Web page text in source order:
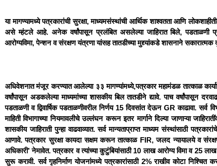
या मागण्यामध्ये पत्रकारांची सुरक्षा, माध्यमसंस्थांची आर्थिक शाश्वतता आणि
असे म्हंटले आहे. अनेक वर्षांपासून प्रलंबित असलेल्या जाहिरात बिले, पडताळणी
आरोग्यविमा, पेन्शन व संरक्षण यंत्रणा यांसह तातडीच्या मुद्द्यांकडे शासनाने सकारात्मक
अधिवेशनात मंजूर करण्यात आलेल्या ३३ मागण्यांमध्ये,पत्रकार महामंडळ तात्काळ
वर्षांपासून अडकलेल्या माध्यमांच्या शासकीय बिल तातडीने द्यावे. पाच वर्षांपासून
पडताळणी व द्विवार्षिक पडताळणीवरील निर्णय 15 दिवसांत देऊन GR काढावा. सर्व
माहिती विभागाच्या नियमावलीचे उल्लंघन करून इतर मार्गाने दिल्या जाणाऱ्या
शासकीय जाहिराती पुन्हा वाढवाव्यात. सर्व मान्यताप्राप्त माध्यम संस्थांसाठी
आणावे. पत्रकार सुरक्षा कायदा सक्षम करून तात्काळ FIR, जलद न्यायालये व
अधिकारी’ नेमावेत. पत्रकार व त्यांच्या कुटुंबियांसाठी 10 लाख आरोग्य विमा व 25
सुरू करावी. सर्व गृहनिर्माण योजनांमध्ये पत्रकारांसाठी 2% राखीव कोटा निश्चित